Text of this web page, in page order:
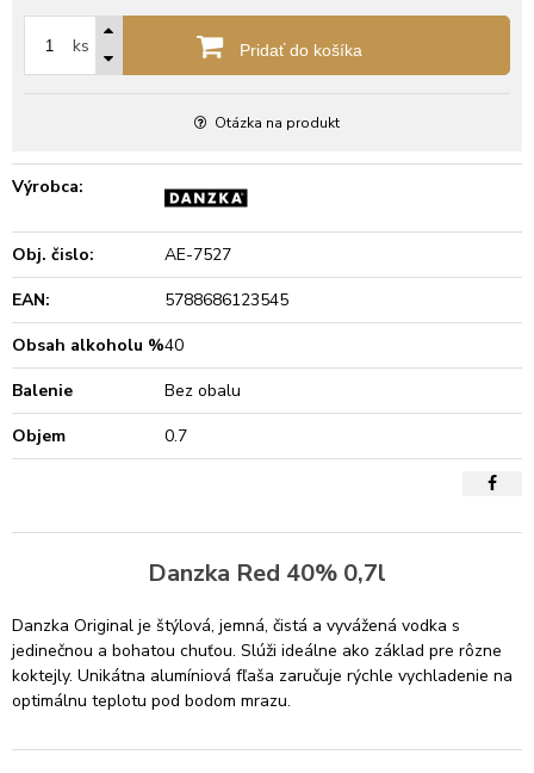
ks Pridať do košíka
Otázka na produkt
Výrobca:
Obj. čislo:
AE-7527
EAN:
5788686123545
Obsah alkoholu %40
Balenie
Bez obalu
Objem
0.7
Danzka Red 40% 0,7l
Danzka Original je štýlová, jemná, čistá a vyvážená vodka s
jedinečnou a bohatou chuťou. Slúži ideálne ako základ pre rôzne
koktejly. Unikátna alumíniová fľaša zaručuje rýchle vychladenie na
optimálnu teplotu pod bodom mrazu.